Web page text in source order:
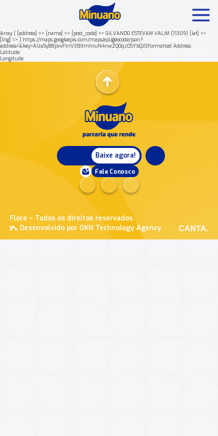
Array ( [address] => [name] => [post_code] => GILVANDO ESTEVAM VALIM (11309) [lat] =>
[lng] => ) https://maps.googleapis.com/maps/api/geocode/json?
address=&key=AIzaSyB8pvvFtnV38ItmhruN4nwZQOqzDSYbQJ0Formatted Address:
Latitude:
Longitude:
Baixe agora!
Fale Conosco
Flora – Todos os direitos reservados.
Desenvolvido por OKN Technology Agency
CANTA.
Mais buscados: Produtos Minuano Rende +